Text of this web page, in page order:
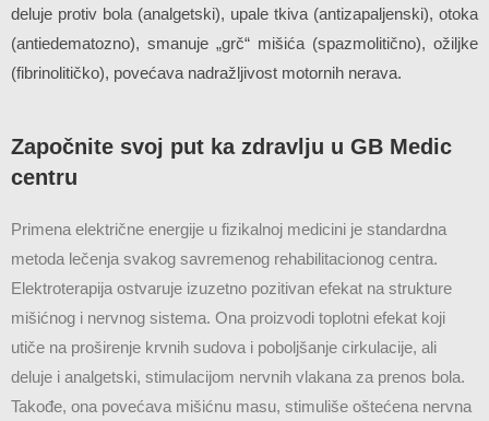
deluje protiv bola (analgetski), upale tkiva (antizapaljenski), otoka
(antiedematozno), smanuje „grč“ mišića (spazmolitično), ožiljke
(fibrinolitičko), povećava nadražljivost motornih nerava.
Započnite svoj put ka zdravlju u GB Medic
centru
Primena električne energije u fizikalnoj medicini je standardna
metoda lečenja svakog savremenog rehabilitacionog centra.
Elektroterapija ostvaruje izuzetno pozitivan efekat na strukture
mišićnog i nervnog sistema. Ona proizvodi toplotni efekat koji
utiče na proširenje krvnih sudova i poboljšanje cirkulacije, ali
deluje i analgetski, stimulacijom nervnih vlakana za prenos bola.
Takođe, ona povećava mišićnu masu, stimuliše oštećena nervna